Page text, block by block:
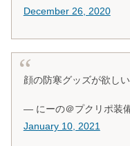
December 26, 2020
顔の防寒グッズが欲し
— にーの＠プクリポ装
January 10, 2021